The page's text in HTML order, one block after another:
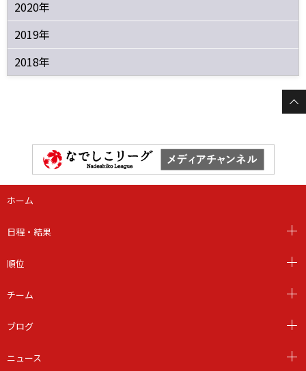
2020年
2019年
2018年
ホーム
日程・結果
順位
チーム
ブログ
ニュース